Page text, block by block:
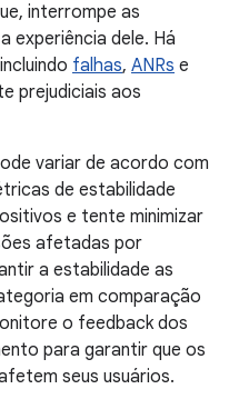
interrompe as
experiência dele. Há
falhas, ANRs e
prejudiciais aos
variar de acordo com
de estabilidade
e tente minimizar
afetadas por
a estabilidade as
em comparação
o feedback dos
para garantir que os
seus usuários.